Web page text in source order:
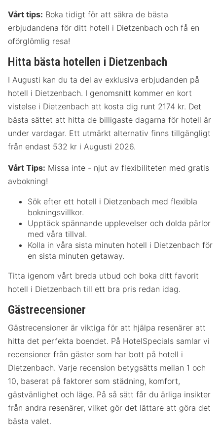
Vårt tips: Boka tidigt för att säkra de bästa
erbjudandena för ditt hotell i Dietzenbach och få en
oförglömlig resa!
Hitta bästa hotellen i Dietzenbach
I Augusti kan du ta del av exklusiva erbjudanden på
hotell i Dietzenbach. I genomsnitt kommer en kort
vistelse i Dietzenbach att kosta dig runt 2174 kr. Det
bästa sättet att hitta de billigaste dagarna för hotell är
under vardagar. Ett utmärkt alternativ finns tillgängligt
från endast 532 kr i Augusti 2026.
Vårt Tips: Missa inte - njut av flexibiliteten med gratis
avbokning!
Sök efter ett hotell i Dietzenbach med flexibla
bokningsvillkor.
Upptäck spännande upplevelser och dolda pärlor
med våra tillval.
Kolla in våra sista minuten hotell i Dietzenbach för
en sista minuten getaway.
Titta igenom vårt breda utbud och boka ditt favorit
hotell i Dietzenbach till ett bra pris redan idag.
Gästrecensioner
Gästrecensioner är viktiga för att hjälpa resenärer att
hitta det perfekta boendet. På HotelSpecials samlar vi
recensioner från gäster som har bott på hotell i
Dietzenbach. Varje recension betygsätts mellan 1 och
10, baserat på faktorer som städning, komfort,
gästvänlighet och läge. På så sätt får du ärliga insikter
från andra resenärer, vilket gör det lättare att göra det
bästa valet.